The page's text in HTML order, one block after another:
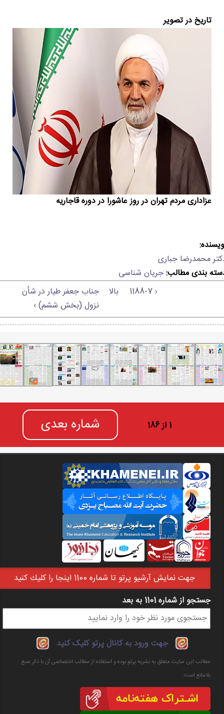
تاریخ در تصویر
عزاداری مردم تهران در روز عاشورا در دوره قاجاریه
محمدرضا جباری
بندی مطالب:جریان شناسی
‹ 1188-7
بالا
جناب جعفر طیار در شأن
نزول (بخش ششم) ›
1 از 186 شماره بعدی
جهت نمايش آرشيو پرتو تا شماره 1100 اينجا را كليك كنيد
فرم جستجو
جستجو از شماره 1101 به بعد
جهت ورود به کانال پرتو کلیک کنید
مطالب این سایت متعلق به نشریه پرتو بوده و استفاده از مطالب اختصاصی آن با ذکر منبع
بلامانع است.